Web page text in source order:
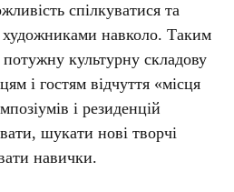
спілкуватися та
художниками навколо. Таким
культурну складову
і гостям відчуття «‎місця
і резиденцій
шукати нові творчі
навички.